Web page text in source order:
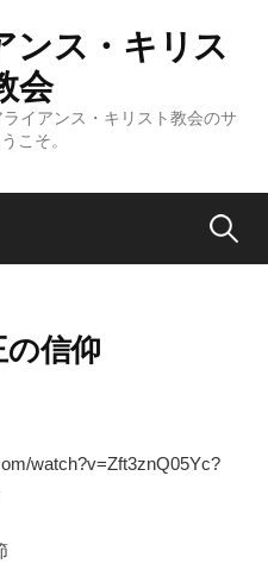
ンス・キリス
会
イアンス・キリスト教会のサ
こそ。
検
信仰
watch?v=Zft3znQ05Yc?